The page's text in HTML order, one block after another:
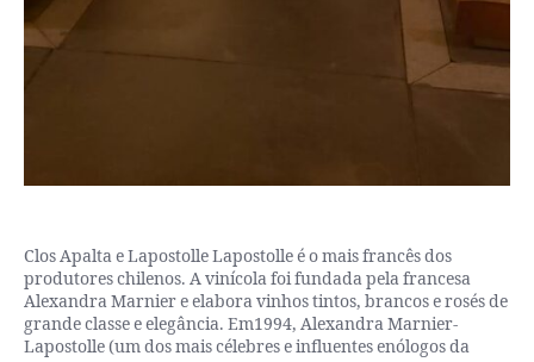
Clos Apalta e Lapostolle Lapostolle é o mais francês dos
produtores chilenos. A vinícola foi fundada pela francesa
Alexandra Marnier e elabora vinhos tintos, brancos e rosés de
grande classe e elegância. Em1994, Alexandra Marnier-
Lapostolle (um dos mais célebres e influentes enólogos da